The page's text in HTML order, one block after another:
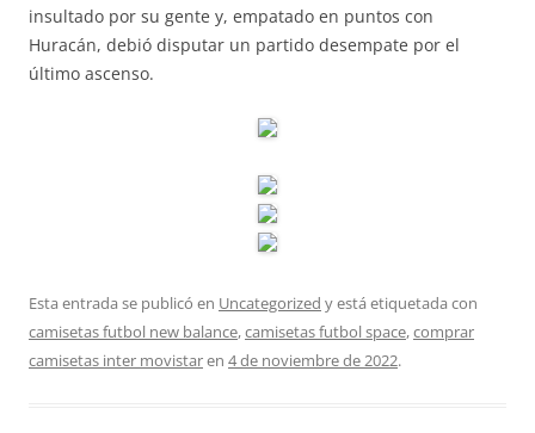
insultado por su gente y, empatado en puntos con
Huracán, debió disputar un partido desempate por el
último ascenso.
Esta entrada se publicó en Uncategorized y está etiquetada con
camisetas futbol new balance,camisetas futbol space,comprar
camisetas inter movistaren 4 de noviembre de 2022.